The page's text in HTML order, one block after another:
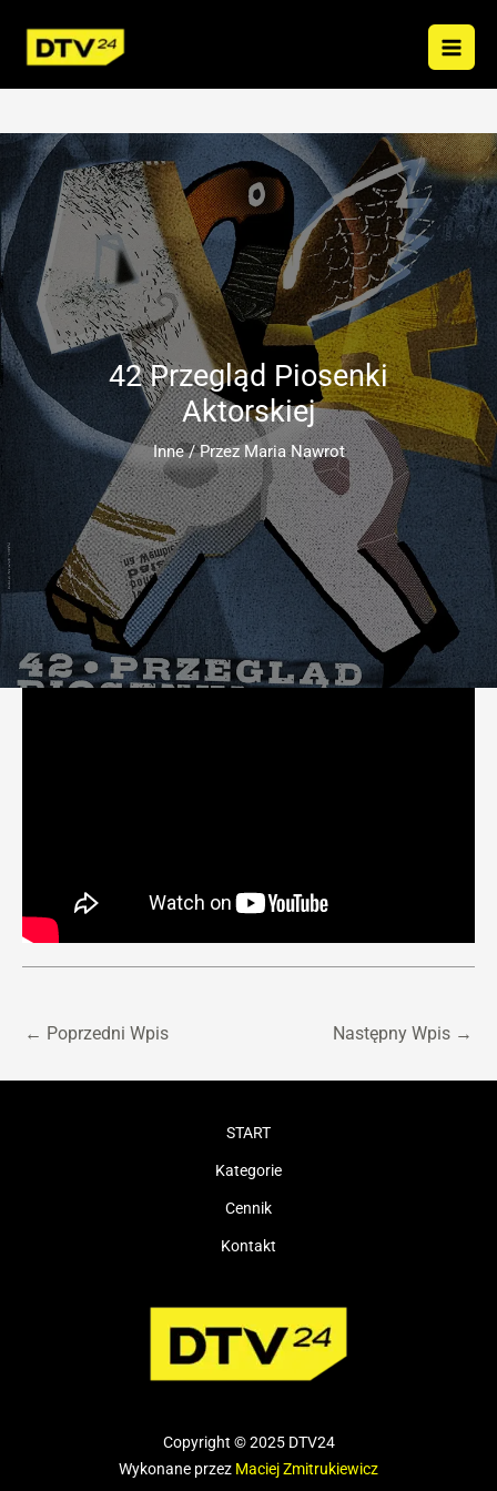
treści
42 Przegląd Piosenki
Aktorskiej
Inne/ Przez Maria Nawrot
← Poprzedni Wpis Następny Wpis →
START
Kategorie
Cennik
Kontakt
Copyright © 2025 DTV24
Wykonane przez Maciej Zmitrukiewicz